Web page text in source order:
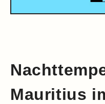
Mauritius